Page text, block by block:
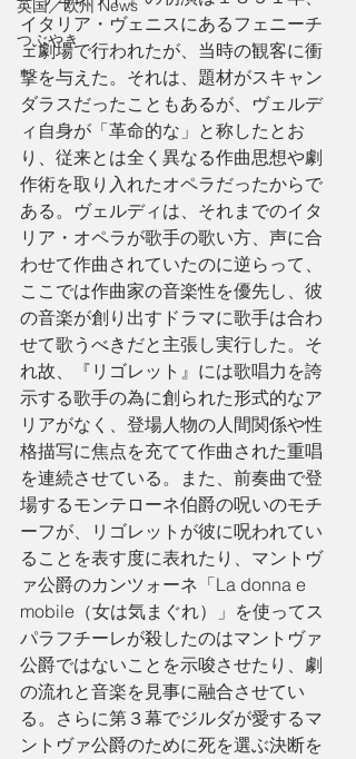
英国／欧州 News
つぶやき
イタリア・ヴェニスにあるフェニーチ
ェ劇場で行われたが、当時の観客に衝
撃を与えた。それは、題材がスキャン
ダラスだったこともあるが、ヴェルデ
ィ自身が「革命的な」と称したとお
り、従来とは全く異なる作曲思想や劇
作術を取り入れたオペラだったからで
ある。ヴェルディは、それまでのイタ
リア・オペラが歌手の歌い方、声に合
わせて作曲されていたのに逆らって、
ここでは作曲家の音楽性を優先し、彼
の音楽が創り出すドラマに歌手は合わ
せて歌うべきだと主張し実行した。そ
れ故、『リゴレット』には歌唱力を誇
示する歌手の為に創られた形式的なア
リアがなく、登場人物の人間関係や性
格描写に焦点を充てて作曲された重唱
を連続させている。また、前奏曲で登
場するモンテローネ伯爵の呪いのモチ
ーフが、リゴレットが彼に呪われてい
ることを表す度に表れたり、マントヴ
ァ公爵のカンツォーネ「La donna e
mobile（女は気まぐれ）」を使ってス
パラフチーレが殺したのはマントヴァ
公爵ではないことを示唆させたり、劇
の流れと音楽を見事に融合させてい
る。さらに第３幕でジルダが愛するマ
ントヴァ公爵のために死を選ぶ決断を